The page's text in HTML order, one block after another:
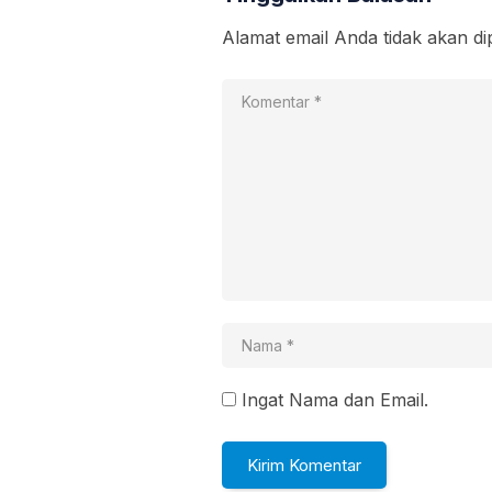
Alamat email Anda tidak akan
Ingat Nama dan Email.